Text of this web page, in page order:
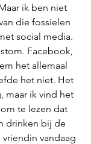
ik ben niet
die fossielen
social media.
Facebook,
het allemaal
het niet. Het
maar ik vind het
te lezen dat
drinken bij de
vandaag